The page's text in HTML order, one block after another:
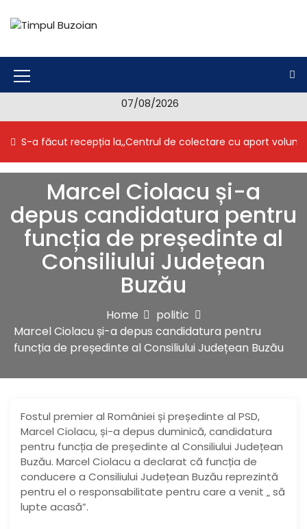
c
n
M
n
I
o
n
07/08/2026
S-a făcut recepția la,,Centrul de colectare cu aport
Marcel Ciolacu și-a
depus candidatura pentru
funcția de președinte al
Consiliului Județean
Buzău
Home
politic
Marcel Ciolacu și-a depus candidatura pentru
funcția de președinte al Consiliului Județean Buzău
Fostul premier al României și președinte al PSD,
Marcel Ciolacu, și-a depus duminică, candidatura
pentru funcția de președinte al Consiliului Județean
Buzău. Marcel Ciolacu a declarat că funcția de
conducere a Consiliului Județean Buzău reprezintă
pentru el o responsabilitate pentru care a venit „ să
lupte acasă”.